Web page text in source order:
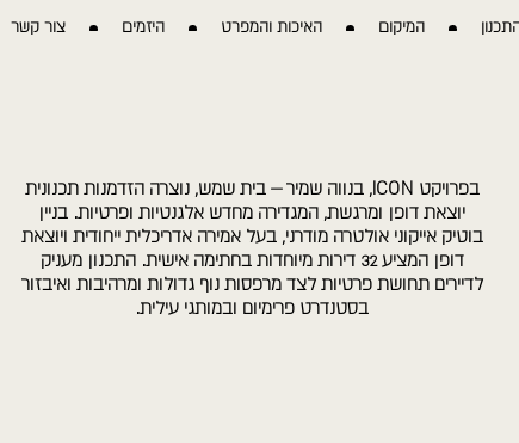
המיקום האיכות והמפרט היזמים צור קשר
בפרויקט ICON, בנווה שמיר – בית שמש, נוצרה הזדמנות תכנונית
יוצאת דופן ומרגשת, המגדירה מחדש אלגנטיות ופרטיות. בניין
בוטיק אייקוני אולטרה מודרני, בעל אמירה אדריכלית ייחודית ויוצאת
דופן המציע 32 דירות מיוחדות בחתימה אישית. התכנון מעניק
לדיירים תחושת פרטיות לצד מרפסות נוף גדולות ומרהיבות ואיבזור
בסטנדרט פרימיום ובמותגי עילית.